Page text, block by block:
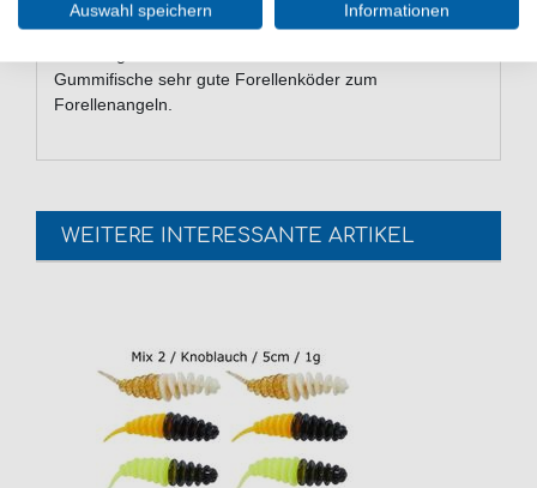
Größe.
Gummifische sehr gute Forellenköder zum
Forellenangeln.
WEITERE INTERESSANTE ARTIKEL
Auswahl speichern Informationen